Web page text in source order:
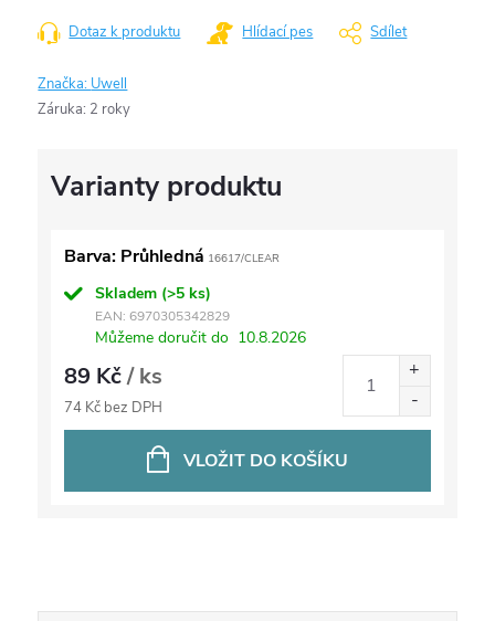
Dotaz k produktu Hlídací pes Sdílet
Značka: Uwell
Záruka: 2 roky
Barva: Průhledná 16617/CLEAR
Skladem (>5 ks)
EAN: 6970305342829
Můžeme doručit do 10.8.2026
89 Kč/ ks
74 Kč bez DPH
VLOŽIT DO KOŠÍKU